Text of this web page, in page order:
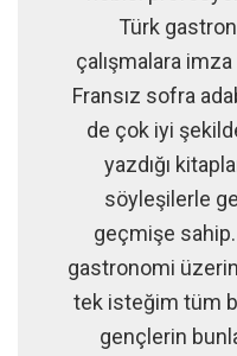
Türk
çalışmalara
Fransız sofra
de çok iyi
yazdığı
söyleşilerle
geçmişe sahip.
gastronomi
tek isteğim tüm
gençlerin